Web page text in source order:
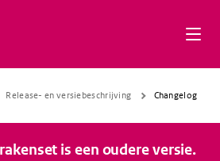
Release- en versiebeschrijving Changelog
is een oudere versie.